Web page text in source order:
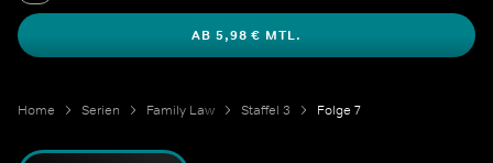
AB 5,98 € MTL.
Home Serien Family Law Staffel 3 Folge 7